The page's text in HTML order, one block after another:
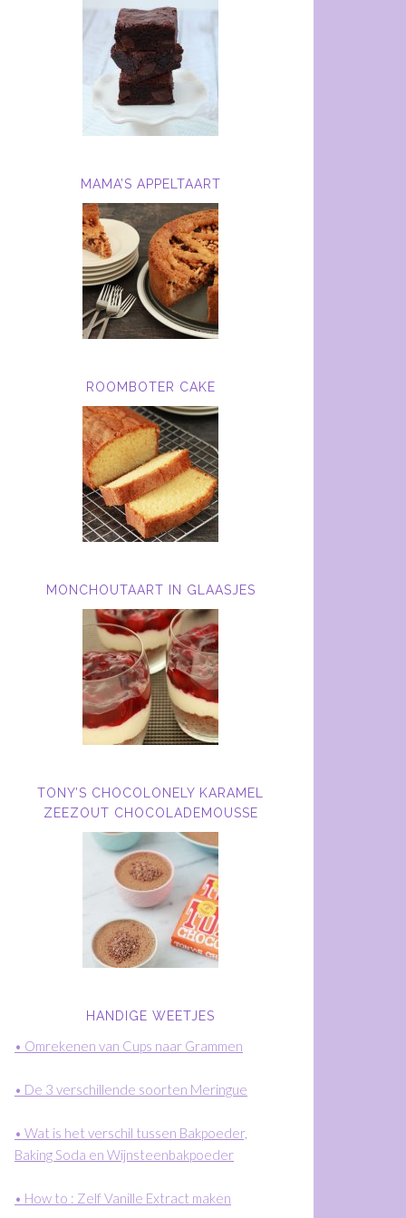
MAMA’S APPELTAART
ROOMBOTER CAKE
MONCHOUTAART IN GLAASJES
TONY’S CHOCOLONELY KARAMEL
ZEEZOUT CHOCOLADEMOUSSE
HANDIGE WEETJES
• Omrekenen van Cups naar Grammen
• De 3 verschillende soorten Meringue
• Wat is het verschil tussen Bakpoeder,
Baking Soda en Wijnsteenbakpoeder
• How to : Zelf Vanille Extract maken